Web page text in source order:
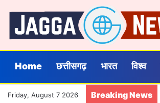
Home छत्तीसगढ़ भारत विश्व
Friday, August 7 2026 Breaking News